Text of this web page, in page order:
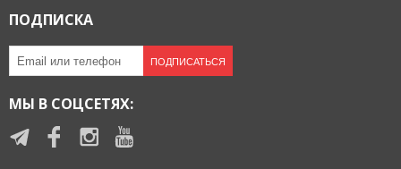
ПОДПИСКА
ПОДПИСАТЬСЯ
МЫ В СОЦСЕТЯХ: